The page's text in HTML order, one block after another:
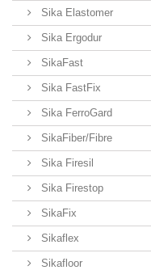
Sika Elastomer
Sika Ergodur
SikaFast
Sika FastFix
Sika FerroGard
SikaFiber/Fibre
Sika Firesil
Sika Firestop
SikaFix
Sikaflex
Sikafloor